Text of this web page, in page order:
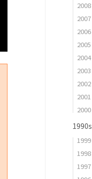
2008
2007
2006
2005
2004
2003
2002
2001
2000
1990s
1999
1998
1997